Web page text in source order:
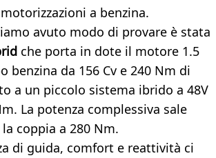
a benzina.
avuto modo di provare è stata
che porta in dote il motore 1.5
benzina da 156 Cv e 240 Nm di
a un piccolo sistema ibrido a 48V
La potenza complessiva sale
la coppia a 280 Nm.
di guida, comfort e reattività ci